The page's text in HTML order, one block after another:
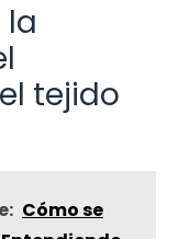
la
tejido
Cómo se